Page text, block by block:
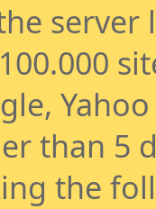
than 5
the